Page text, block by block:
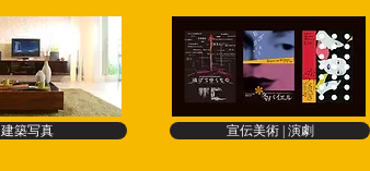
建築写真 宣伝美術 | 演劇